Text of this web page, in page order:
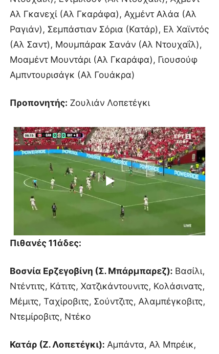
Αλ Γκανεχί (Αλ Γκαράφα), Αχμέντ Αλάα (Αλ
Ραγιάν), Σεμπάστιαν Σόρια (Κατάρ), Ελ Χαϊντός
(Αλ Σαντ), Μουμπάρακ Σανάν (Αλ Ντουχαΐλ),
Μοαμέντ Μουντάρι (Αλ Γκαράφα), Γιουσούφ
Αμπντουρισάγκ (Αλ Γουάκρα)
Προπονητής: Ζουλιάν Λοπετέγκι
Πιθανές 11άδες:
Βοσνία Ερζεγοβίνη (Σ. Μπάρμπαρεζ): Βασίλι,
Ντέντιτς, Κάτιτς, Χατζικάντουνιτς, Κολάσινατς,
Μέμιτς, Ταχίροβιτς, Σούντζιτς, Αλαμπέγκοβιτς,
Ντεμίροβιτς, Ντέκο
Κατάρ (Ζ. Λοπετέγκι): Αμπάντα, Αλ Μπρέικ,